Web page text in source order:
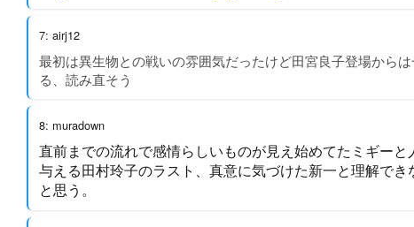
7: airj12
最初は異生物との戦いの雰囲気だったけど田宮良子登場から
る、読み直そう
8: muradown
直前までの流れで感情らしいものが見え始めてたミギー
与える田村玲子のラスト、真意に気づけた新一と理解で
と思う。